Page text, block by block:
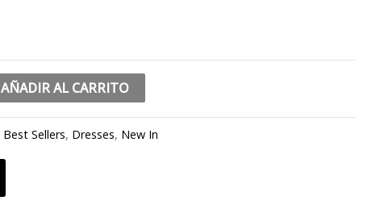
AÑADIR AL CARRITO
Best Sellers, Dresses, New In